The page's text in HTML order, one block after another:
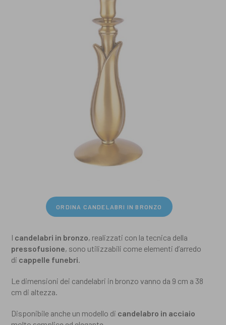
ORDINA CANDELABRI IN BRONZO
I candelabri in bronzo, realizzati con la tecnica della
pressofusione, sono utilizzabili come elementi d’arredo
di cappelle funebri.
Le dimensioni dei candelabri in bronzo vanno da 9 cm a 38
cm di altezza.
Disponibile anche un modello di candelabro in acciaio